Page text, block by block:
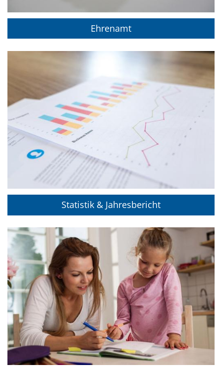
Ehrenamt
Statistik & Jahresbericht